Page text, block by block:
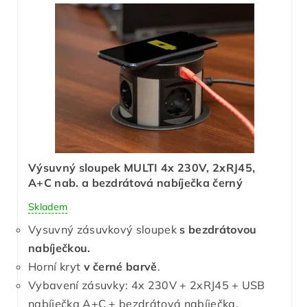
Výsuvný sloupek MULTI 4x 230V, 2xRJ45,
A+C nab. a bezdrátová nabíječka černý
Skladem
Vysuvný zásuvkový sloupeks bezdrátovou
nabíječkou.
Horní kryt v černé barvě.
Vybavení zásuvky: 4x 230V + 2xRJ45 + USB
nabíječka A+C + bezdrátová nabíječka.